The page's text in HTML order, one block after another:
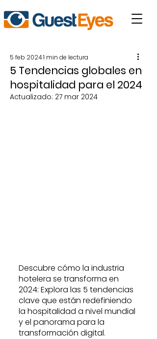
5 Tendencias globales en
hospitalidad para el 2024
5 feb 20241 min de lectura
Actualizado: 27 mar 2024
Descubre cómo la industria
hotelera se transforma en
2024: Explora las 5 tendencias
clave que están redefiniendo
la hospitalidad a nivel mundial
y el panorama para la
transformación digital.